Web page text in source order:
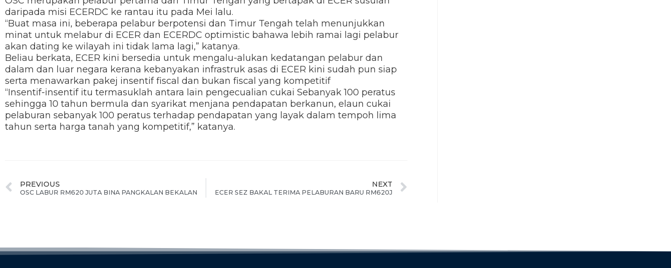
daripada misi ECERDC ke rantau itu pada Mei lalu.
“Buat masa ini, beberapa pelabur berpotensi dan Timur Tengah telah menunjukkan
minat untuk melabur di ECER dan ECERDC optimistic bahawa lebih ramai lagi pelabur
akan dating ke wilayah ini tidak lama lagi,” katanya.
Beliau berkata, ECER kini bersedia untuk mengalu-alukan kedatangan pelabur dan
dalam dan luar negara kerana kebanyakan infrastruk asas di ECER kini sudah pun siap
serta menawarkan pakej insentif fiscal dan bukan fiscal yang kompetitif
“Insentif-insentif itu termasuklah antara lain pengecualian cukai Sebanyak 100 peratus
sehingga 10 tahun bermula dan syarikat menjana pendapatan berkanun, elaun cukai
pelaburan sebanyak 100 peratus terhadap pendapatan yang layak dalam tempoh lima
tahun serta harga tanah yang kompetitif,” katanya.
PREVIOUS
OSC LABUR RM620 JUTA BINA PANGKALAN BEKALAN
NEXT
ECER SEZ BAKAL TERIMA PELABURAN BARU RM620J